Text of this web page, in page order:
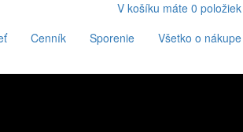
V košíku máte 0 položiek
Cenník Sporenie Všetko o nákupe